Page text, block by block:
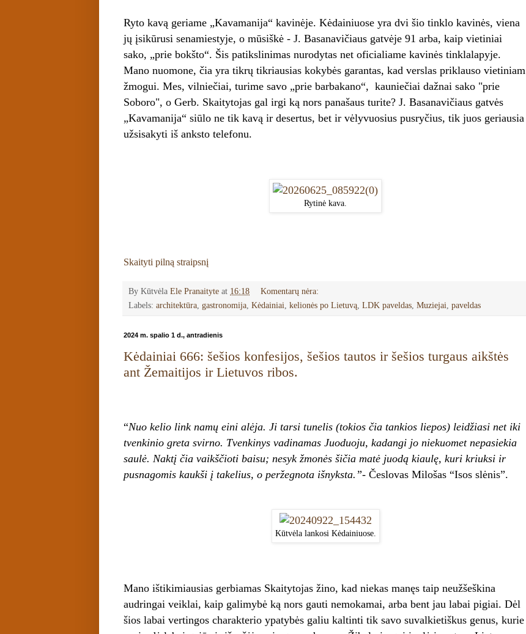
Ryto kavą geriame „Kavamanija“ kavinėje. Kėdainiuose yra dvi šio tinklo kavinės, viena
jų įsikūrusi senamiestyje, o mūsiškė - J. Basanavičiaus gatvėje 91 arba, kaip vietiniai
sako, „prie bokšto“. Šis patikslinimas nurodytas net oficialiame kavinės tinklalapyje.
Mano nuomone, čia yra tikrų tikriausias kokybės garantas, kad verslas priklauso vietiniam
žmogui. Mes, vilniečiai, turime savo „prie barbakano“, kauniečiai dažnai sako "prie
Soboro", o Gerb. Skaitytojas gal irgi ką nors panašaus turite? J. Basanavičiaus gatvės
„Kavamanija“ siūlo ne tik kavą ir desertus, bet ir vėlyvuosius pusryčius, tik juos geriausia
užsisakyti iš anksto telefonu.
Rytinė kava.
Skaityti pilną straipsnį
By Kūtvėla Ele Pranaityte at 16:18
Komentarų nėra:
Labels: architektūra gastronomija Kėdainiai kelionės po Lietuvą LDK paveldas Muziejai paveldas
2024 m. spalio 1 d., antradienis
Kėdainiai 666: šešios konfesijos, šešios tautos ir šešios turgaus aikštės
ant Žemaitijos ir Lietuvos ribos.
“Nuo kelio link namų eini alėja. Ji tarsi tunelis (tokios čia tankios liepos) leidžiasi net iki
tvenkinio greta svirno. Tvenkinys vadinamas Juoduoju, kadangi jo niekuomet nepasiekia
saulė. Naktį čia vaikščioti baisu; nesyk žmonės šičia matė juodą kiaulę, kuri kriuksi ir
pusnagomis kaukši į takelius, o peržegnota išnyksta.”- Česlovas Milošas “Isos slėnis”.
Kūtvėla lankosi Kėdainiuose.
Mano ištikimiausias gerbiamas Skaitytojas žino, kad niekas manęs taip neužšeškina
audringai veiklai, kaip galimybė ką nors gauti nemokamai, arba bent jau labai pigiai. Dėl
šios labai vertingos charakterio ypatybės galiu kaltinti tik savo suvalkietiškus genus, kurie